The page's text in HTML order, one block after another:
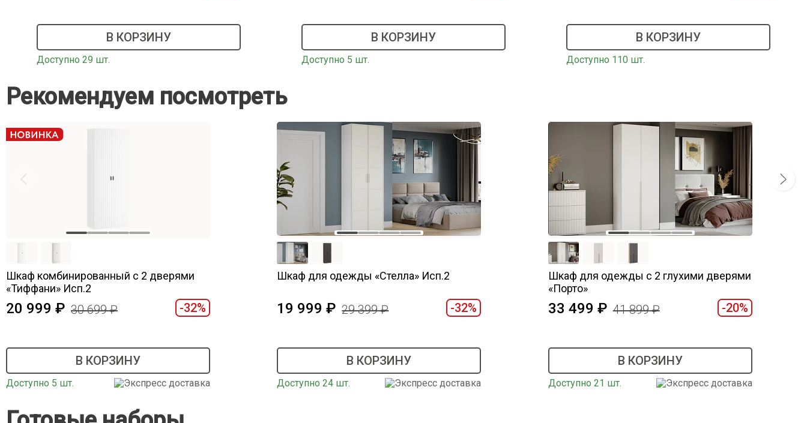
В КОРЗИНУ
Доступно 29 шт.
В КОРЗИНУ
Доступно 5 шт.
В КОРЗИНУ
Доступно 110 шт.
Рекомендуем посмотреть
Шкаф комбинированный с 2 дверями
«Тиффани» Исп.2
20 999 30 699 -32%
В КОРЗИНУ
Доступно 5 шт. Экспресс доставка
Шкаф для одежды «Стелла» Исп.2
19 999 29 399 -32%
В КОРЗИНУ
Доступно 24 шт. Экспресс доставка
Шкаф для одежды с 2 глухими дверями
«Порто»
33 499 41 899 -20%
В КОРЗИНУ
Доступно 21 шт. Экспресс доставка